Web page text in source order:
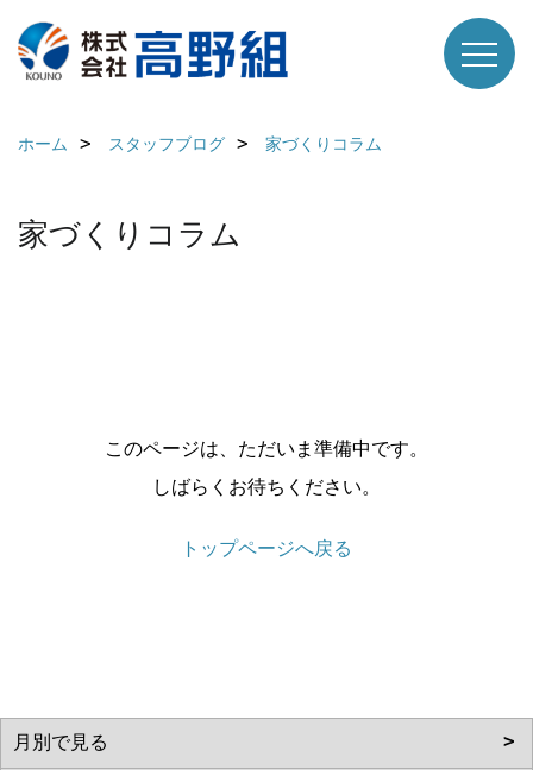
ホーム スタッフブログ 家づくりコラム
家づくりコラム
このページは、ただいま準備中です。
しばらくお待ちください。
トップページへ戻る